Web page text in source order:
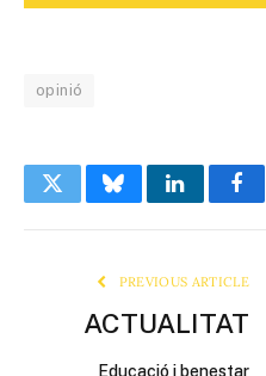
opinió
TwitterBlueskyLinkedIn
PREVIOUS ARTICLE
ACTUALITAT
Educació i benestar